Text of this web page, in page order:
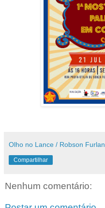
Olho no Lance / Robson Furlan
Compartilhar
Nenhum comentário: